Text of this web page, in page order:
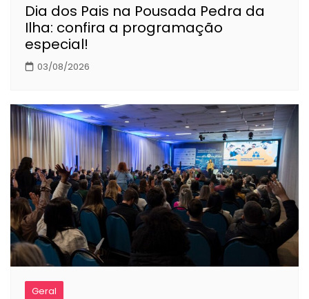
Dia dos Pais na Pousada Pedra da
Ilha: confira a programação
especial!
03/08/2026
Geral